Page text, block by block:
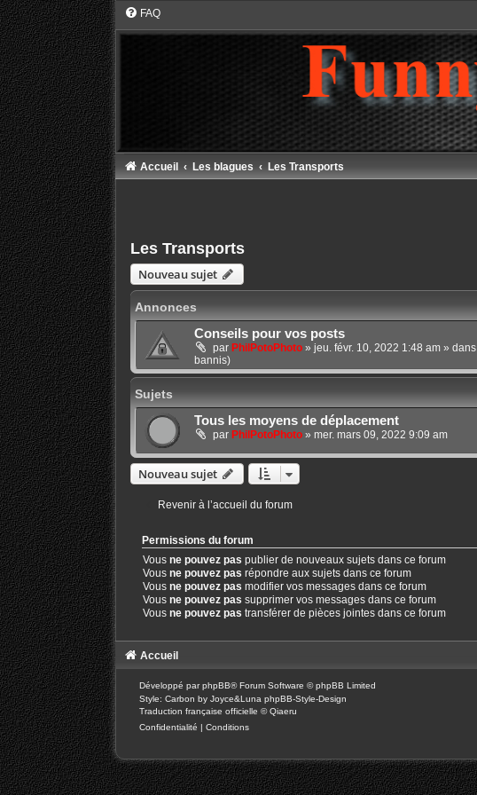
FAQ
Accueil Les blagues Les Transports
Les Transports
Nouveau sujet
Annonces
Conseils pour vos posts
par PhilPotoPhoto» jeu. févr. 10, 2022 1:48 am» dans
bannis)
Sujets
Tous les moyens de déplacement
par PhilPotoPhoto» mer. mars 09, 2022 9:09 am
Nouveau sujet
Revenir à l’accueil du forum
Permissions du forum
Vous ne pouvez pas publier de nouveaux sujets dans ce forum
Vous ne pouvez pas répondre aux sujets dans ce forum
Vous ne pouvez pas modifier vos messages dans ce forum
Vous ne pouvez pas supprimer vos messages dans ce forum
Vous ne pouvez pas transférer de pièces jointes dans ce forum
Accueil
Développé parphpBB® Forum Software © phpBB Limited
Style: Carbon by Joyce&Luna phpBB-Style-Design
Traduction française officielle ©Qiaeru
Confidentialité
Conditions